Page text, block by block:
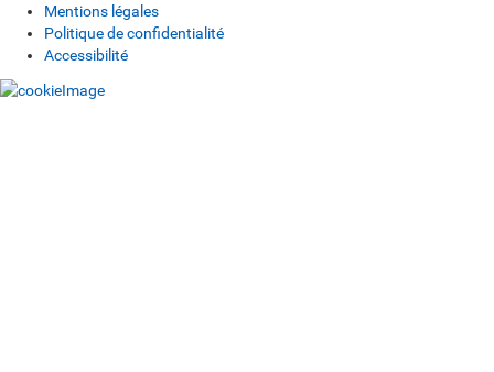
Mentions légales
Politique de confidentialité
Accessibilité